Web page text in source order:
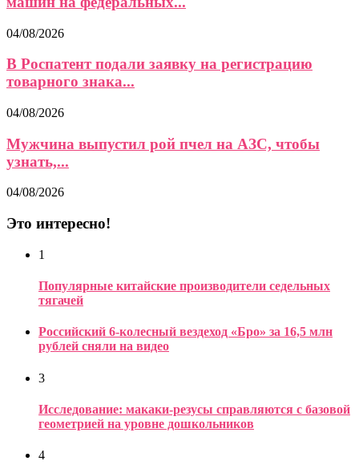
04/08/2026
В Роспатент подали заявку на регистрацию
товарного знака...
04/08/2026
Мужчина выпустил рой пчел на АЗС, чтобы
узнать,...
04/08/2026
Это интересно!
1
Популярные китайские производители седельных
тягачей
Российский 6-колесный вездеход «Бро» за 16,5 млн
рублей сняли на видео
3
Исследование: макаки-резусы справляются с базовой
геометрией на уровне дошкольников
4